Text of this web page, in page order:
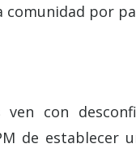
comunidad por
ven con
de establecer